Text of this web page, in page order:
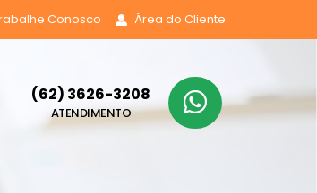
Conosco Área do Cliente
(62) 3626-3208
ATENDIMENTO